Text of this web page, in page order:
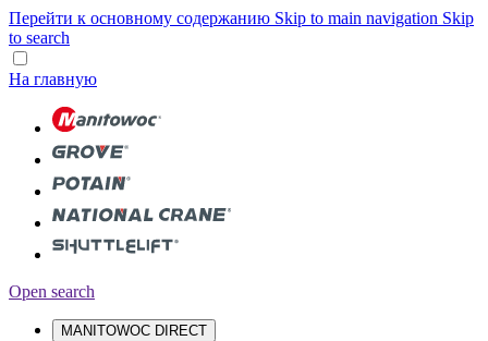
Перейти к основному содержанию Skip to main navigation Skip
to search
На главную
Open search
MANITOWOC DIRECT